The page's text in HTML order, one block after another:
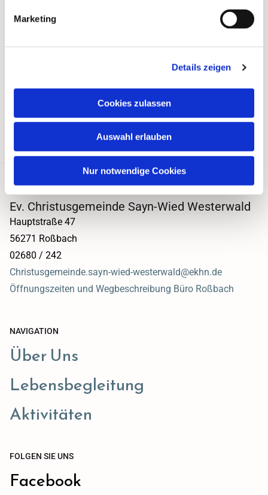
Marketing
Details zeigen
Cookies zulassen
Auswahl erlauben
Nur notwendige Cookies
Ev. Christusgemeinde Sayn-Wied Westerwald
Hauptstraße 47
56271 Roßbach
02680 / 242
Christusgemeinde.sayn-wied-westerwald@ekhn.de
Öffnungszeiten und Wegbeschreibung Büro Roßbach
NAVIGATION
Über Uns
Lebensbegleitung
Aktivitäten
FOLGEN SIE UNS
Facebook